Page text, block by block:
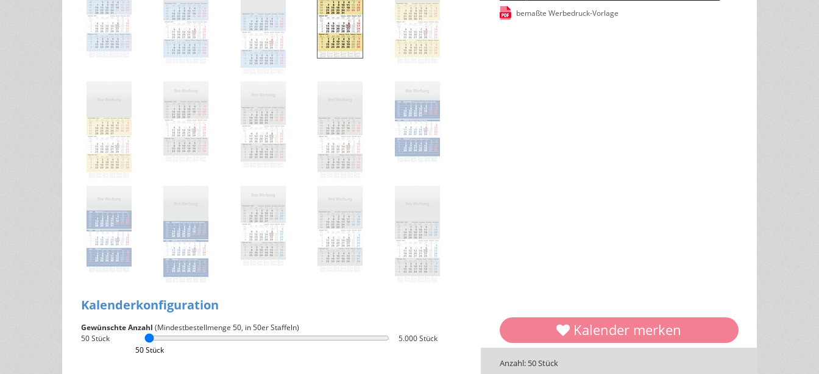
bemaßte Werbedruck-Vorlage
Kalenderkonfiguration
Gewünschte Anzahl (Mindestbestellmenge 50, in 50er Staffeln)
50Stück
50 Stück
5.000 Stück Kalender merken
Anzahl: 50 Stück